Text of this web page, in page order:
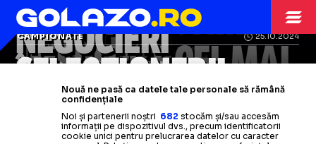
HERVE RENARD
SĂ FACĂ VICTIME
Selecționerul Tunisiei a
demisionat după doar două
meciuri »Suma fabuloasă
încasată în 193 de minute
TENSIONAT
și-a
schimbat
selecționerul după un singur meci
la CM 2026!Cine e noul tehnician
CAMPIONATE 19.07.2025
„MERITĂ, E CEL MAI
BUN”
Favorit-surprizăpentru Balonul de
NEGOCIERI
ÎNCHEIATE
Răzvan Lucescus-aaflat pelista
scurtă, dar un alt antrenor a
CAMPIONATE 25.10.2024
SELECȚIONERII
LUCESCU
Nouă ne pasă ca datele tale personale să rămână
confidențiale
Noi și partenerii noștri 682 stocăm și/sau accesăm
informații pe dispozitivul dvs., precum identificatorii
cookie unici pentru prelucrarea datelor cu caracter